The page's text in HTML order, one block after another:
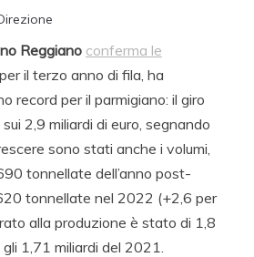
Reggiano conferma le
il terzo anno di fila, ha
record per il parmigiano: il giro
2,9 miliardi di euro, segnando
sono stati anche i volumi,
tonnellate dell’anno post-
tonnellate nel 2022 (+2,6 per
alla produzione è stato di 1,8
1,71 miliardi del 2021.